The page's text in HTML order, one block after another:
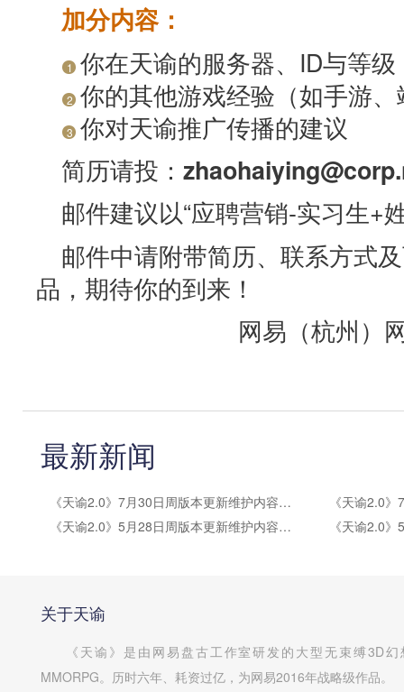
加分内容：
1 你在天谕的服务器、ID与等级
2 你的其他游戏经验（如手游
3 你对天谕推广传播的建议
简历请投：
邮件建议以“应聘营销-实习生+
邮件中请附带简历、联系方式
品，期待你的到来！
网易（杭州）
最新新闻
《天谕2.0》7月30日周版本更新维护内容公告
《天谕2.0》5月28日周版本更新维护内容公告
关于天谕
《天谕》是由网易盘古工作室研发的大型无束缚3D幻
MMORPG。历时六年、耗资过亿，为网易2016年战略级作品。